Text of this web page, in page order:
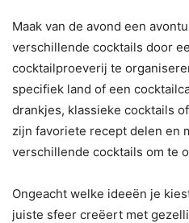
Maak van de avond een
verschillende cocktails door
cocktailproeverij te
specifiek land of een
drankjes, klassieke cocktails
zijn favoriete recept delen en
verschillende cocktails om te
Ongeacht welke ideeën je
juiste sfeer creëert met